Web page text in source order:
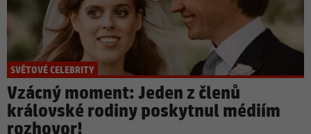
SVĚTOVÉ CELEBRITY
Vzácný moment: Jeden z členů
královské rodiny poskytnul médiím